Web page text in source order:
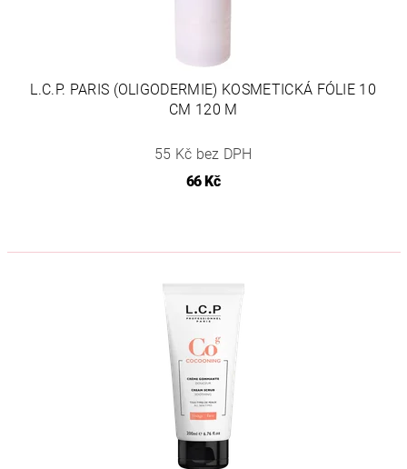
L.C.P. PARIS (OLIGODERMIE) KOSMETICKÁ FÓLIE 10
CM 120 M
55 Kč bez DPH
66 Kč